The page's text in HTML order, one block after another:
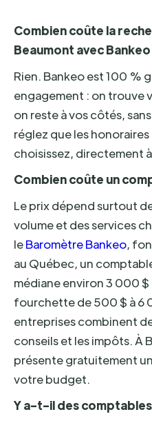
Combien coûte la
Beaumont avec Bankeo
Rien. Bankeo est 100 %
engagement : on trouve
on reste à vos côtés,
réglez que les
choisissez, directement
Combien coûte un
Le prix dépend surtout
volume et des services
leBaromètre Bankeo,
au Québec, un
médiane environ 3 000 $
fourchette de 500 $ à 6
entreprises combinent
conseils et les impôts. À
présente gratuitement
votre budget.
Y a-t-il des comptables